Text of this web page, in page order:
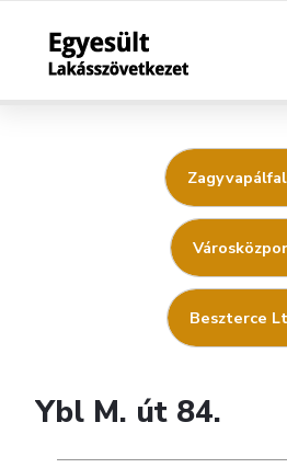
Beszterce
Ybl M. út 84.